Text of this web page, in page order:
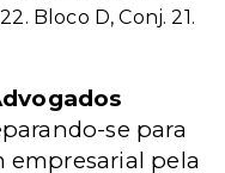
Bloco D, Conj. 21.
se para
empresarial pela